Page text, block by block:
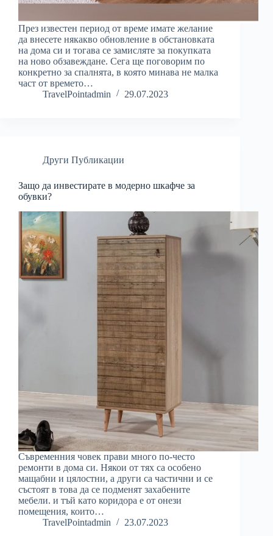
През известен период от време имате желание
да внесете някакво обновление в обстановката
на дома си и тогава се замисляте за покупката
на ново обзавеждане. Сега ще поговорим по
конкретно за спалнята, в която минава не малка
част от времето…
TravelPointadmin
29.07.2023
Други Публикации
Защо да инвестирате в модерно шкафче за
обувки?
Съвременния човек прави много по-често
ремонти в дома си. Някои от тях са особено
мащабни и цялостни, а други са частични и се
състоят в това да се подменят захабените
мебели. и тъй като коридора е от онези
помещения, които…
TravelPointadmin
23.07.2023